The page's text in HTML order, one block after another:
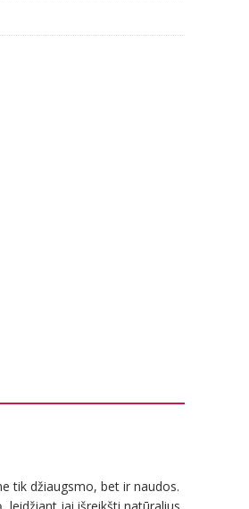
tik džiaugsmo, bet ir naudos.
leidžiant jai išreikšti natūralius